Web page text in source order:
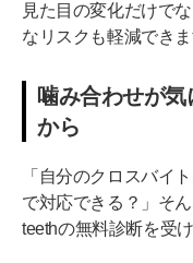
見た目の変化だけで
なリスクも軽減できま
噛み合わせが
から
「自分のクロスバイ
で対応できる？」そ
teethの無料診断を受